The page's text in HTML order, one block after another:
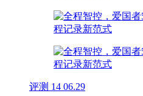
评测 14 06.29